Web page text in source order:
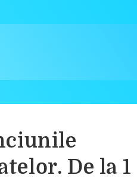
De la 1